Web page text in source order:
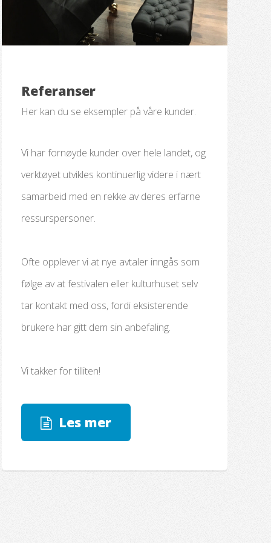
Referanser
Her kan du se eksempler på våre kunder.
Vi har fornøyde kunder over hele landet, og
verktøyet utvikles kontinuerlig videre i nært
samarbeid med en rekke av deres erfarne
ressurspersoner.
Ofte opplever vi at nye avtaler inngås som
følge av at festivalen eller kulturhuset selv
tar kontakt med oss, fordi eksisterende
brukere har gitt dem sin anbefaling.
Vi takker for tilliten!
Les mer